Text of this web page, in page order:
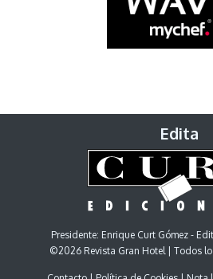
Edita
Presidente: Enrique Curt Gómez -
©2026 Revista Gran Hotel | Todos